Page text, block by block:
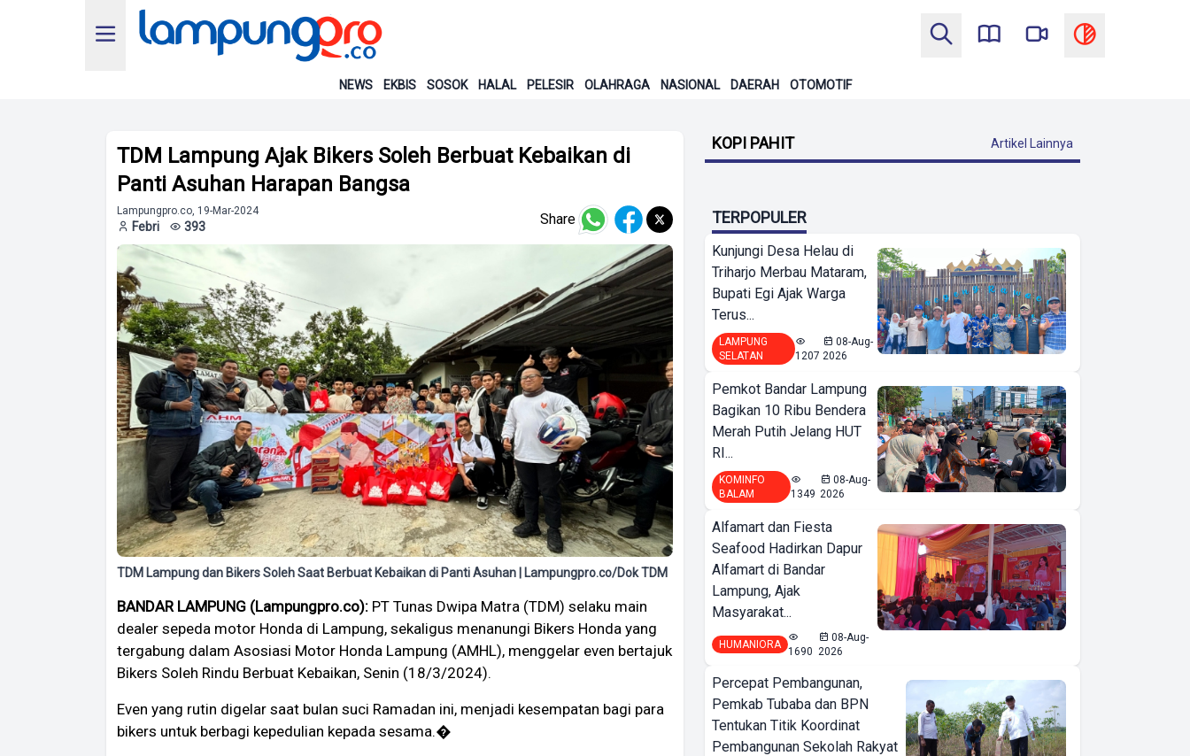
NEWS EKBIS SOSOK HALAL PELESIR OLAHRAGA NASIONAL DAERAH OTOMOTIF
TDM Lampung Ajak Bikers Soleh Berbuat Kebaikan di
Panti Asuhan Harapan Bangsa
Lampungpro.co, 19-Mar-2024
Febri 393 Share
TDM Lampung dan Bikers Soleh Saat Berbuat Kebaikan di Panti Asuhan | Lampungpro.co/Dok TDM
BANDAR LAMPUNG (Lampungpro.co): PT Tunas Dwipa Matra (TDM) selaku main
dealer sepeda motor Honda di Lampung, sekaligus menanungi Bikers Honda yang
tergabung dalam Asosiasi Motor Honda Lampung (AMHL), menggelar even bertajuk
Bikers Soleh Rindu Berbuat Kebaikan, Senin (18/3/2024).
Even yang rutin digelar saat bulan suci Ramadan ini, menjadi kesempatan bagi para
bikers untuk berbagi kepedulian kepada sesama.�
KOPI PAHIT Artikel Lainnya
TERPOPULER
Kunjungi Desa Helau di
Triharjo Merbau Mataram,
Bupati Egi Ajak Warga
Terus...
LAMPUNG
SELATAN
1207
08-Aug-
2026
Pemkot Bandar Lampung
Bagikan 10 Ribu Bendera
Merah Putih Jelang HUT
RI...
KOMINFO
BALAM
1349
08-Aug-
2026
Alfamart dan Fiesta
Seafood Hadirkan Dapur
Alfamart di Bandar
Lampung, Ajak
Masyarakat...
HUMANIORA
1690
08-Aug-
2026
Percepat Pembangunan,
Pemkab Tubaba dan BPN
Tentukan Titik Koordinat
Pembangunan Sekolah Rakyat